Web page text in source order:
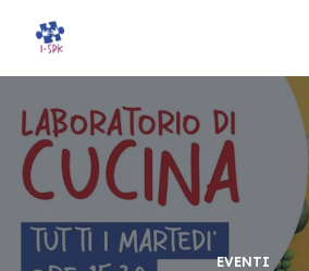
l
t
a
a
l
c
EVENTI